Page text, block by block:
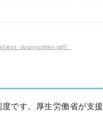
）
です。厚生労働省が支援